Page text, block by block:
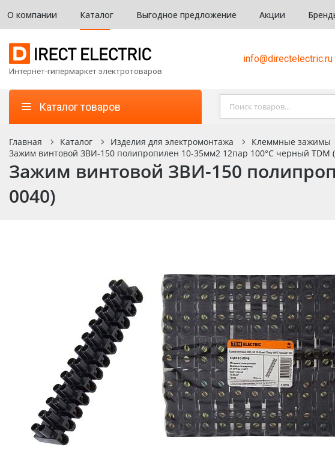
О компании Каталог Выгодное предложение Акции
Интернет-гипермаркет электротоваров
info@directelectric.ru
Каталог товаров
Главная Каталог Изделия для электромонтажа Клеммные зажимы
Зажим винтовой ЗВИ-150 полипропилен 10-35мм2 12пар 100°С черный TDM
Зажим винтовой ЗВИ-150
0040)